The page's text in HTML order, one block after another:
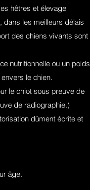
hêtres et élevage
dans les meilleurs délais
des chiens vivants sont
nutritionnelle ou un poids
le chien.
le chiot sous preuve de
de radiographie.)
dûment écrite et
âge.